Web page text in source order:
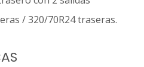
/ 320/70R24 traseras.